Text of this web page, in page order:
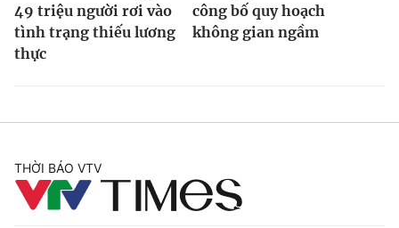
49 triệu người rơi vào
tình trạng thiếu lương
thực
công bố quy hoạch
không gian ngầm
THỜI BÁO VTV